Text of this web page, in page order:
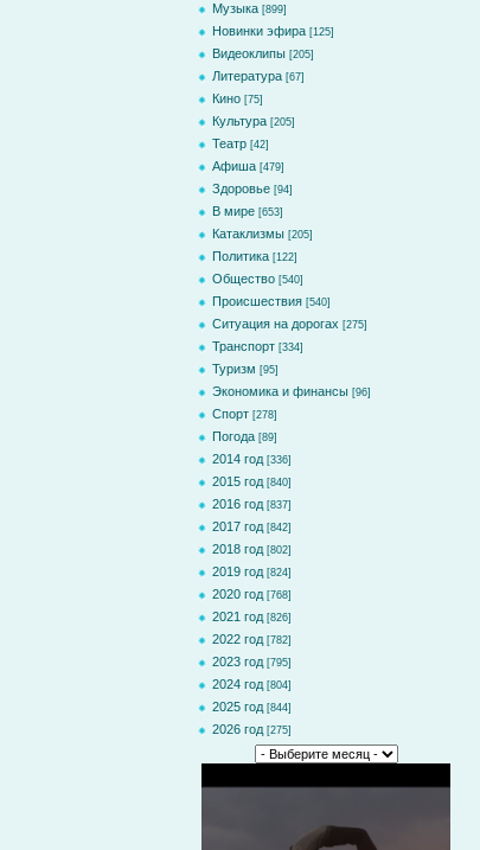
Музыка [899]
Новинки эфира [125]
Видеоклипы [205]
Литература [67]
Кино [75]
Культура [205]
Театр [42]
Афиша [479]
Здоровье [94]
В мире [653]
Катаклизмы [205]
Политика [122]
Общество [540]
Происшествия [540]
Ситуация на дорогах [275]
Транспорт [334]
Туризм [95]
Экономика и финансы [96]
Спорт [278]
Погода [89]
2014 год [336]
2015 год [840]
2016 год [837]
2017 год [842]
2018 год [802]
2019 год [824]
2020 год [768]
2021 год [826]
2022 год [782]
2023 год [795]
2024 год [804]
2025 год [844]
2026 год [275]